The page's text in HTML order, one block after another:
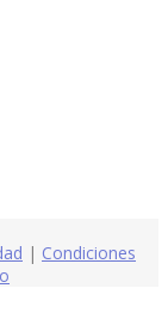
| Condiciones